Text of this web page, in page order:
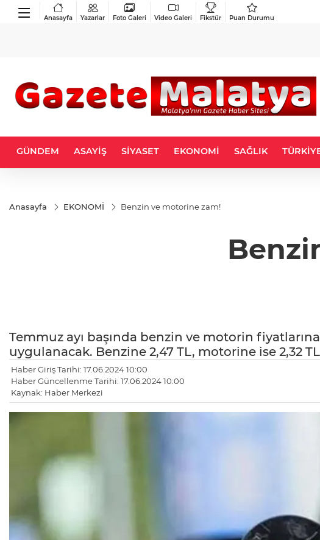
Anasayfa Yazarlar Foto Galeri Video Galeri Fikstür Puan Durumu
GÜNDEM ASAYİŞ SİYASET EKONOMİ SAĞLIK
Anasayfa EKONOMİ Benzin ve motorine zam!
Temmuz ayı başında benzin ve motorin
uygulanacak. Benzine 2,47 TL, motorine ise 2,32
Haber Giriş Tarihi: 17.06.2024 10:00
Haber Güncellenme Tarihi: 17.06.2024 10:00
Kaynak: Haber Merkezi